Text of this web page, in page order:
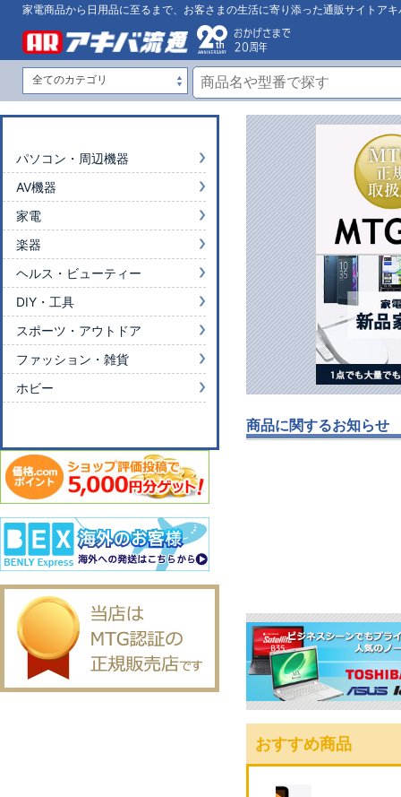
家電商品から日用品に至るまで、お客さまの生活に寄り添った通販サイトアキ
商品に関するお知らせ
おすすめ商品
パソコン・周辺機器
AV機器
家電
楽器
ヘルス・ビューティー
DIY・工具
スポーツ・アウトドア
ファッション・雑貨
ホビー